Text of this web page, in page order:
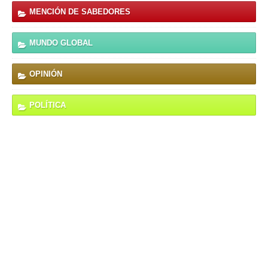
MENCIÓN DE SABEDORES
MUNDO GLOBAL
OPINIÓN
POLÍTICA